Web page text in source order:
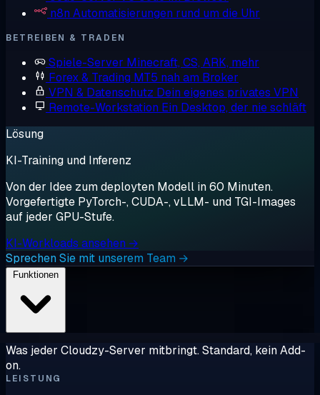
n8n Automatisierungen rund um die Uhr
BETREIBEN & TRADEN
Spiele-Server Minecraft, CS, ARK, mehr
Forex & Trading MT5 nah am Broker
VPN & Datenschutz Dein eigenes privates VPN
Remote-Workstation Ein Desktop, der nie schläft
Lösung
KI-Training und Inferenz
Von der Idee zum deployten Modell in 60 Minuten.
Vorgefertigte PyTorch-, CUDA-, vLLM- und TGI-Images
auf jeder GPU-Stufe.
KI-Workloads ansehen →
Sprechen Sie mit unserem Team →
Was jeder Cloudzy-Server mitbringt. Standard, kein Add-
on.
LEISTUNG